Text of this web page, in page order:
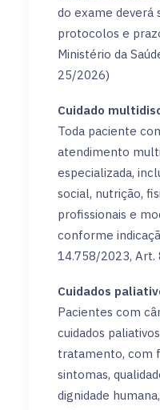
do exame deverá
protocolos e
Ministério da
25/2026)
Cuidado
Toda paciente
atendimento
especializada,
social, nutrição,
profissionais e
conforme
14.758/2023, Art.
Cuidados
Pacientes com
cuidados
tratamento, com
sintomas,
dignidade